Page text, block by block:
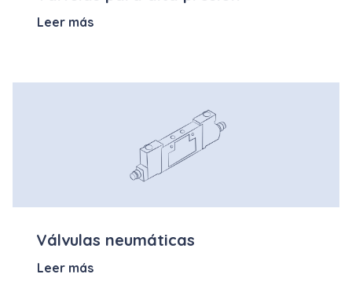
Leer más
Válvulas neumáticas
Leer más